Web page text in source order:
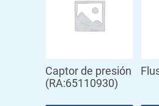
Captor de presión
(RA:65110930)